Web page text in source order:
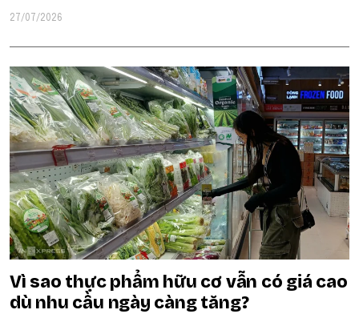
27/07/2026
Vì sao thực phẩm hữu cơ vẫn có giá cao
dù nhu cầu ngày càng tăng?